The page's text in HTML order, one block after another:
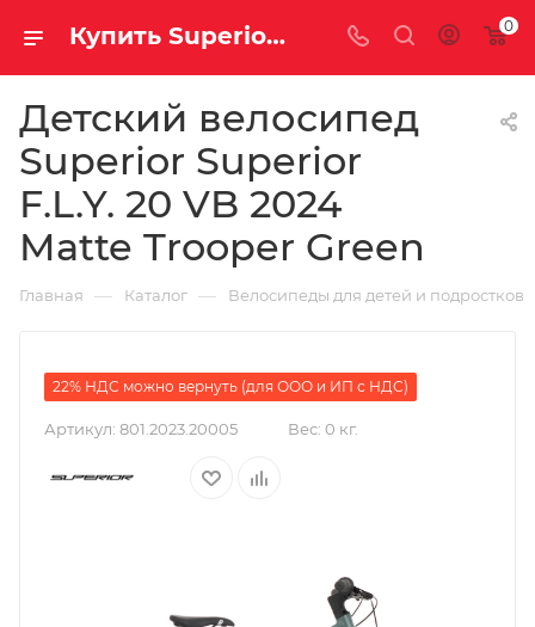
Купить Superior Superior F.L.Y. 20 VB 2024 Matte Trooper Green за рублей, а со скидкой 0
Детский велосипед
Superior Superior
F.L.Y. 20 VB 2024
Matte Trooper Green
Главная — Каталог — Велосипеды для детей и подростков
22% НДС можно вернуть (для ООО и ИП с НДС)
Артикул: 801.2023.20005 Вес: 0 кг.